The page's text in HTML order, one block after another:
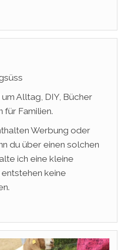
Alltag, DIY, Bücher
für Familien.
Werbung oder
du über einen solchen
ich eine kleine
entstehen keine